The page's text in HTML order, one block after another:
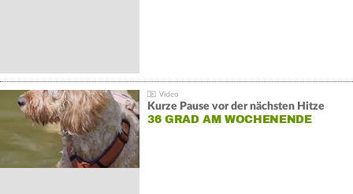
Kurze Pause vor der nächsten Hitze
36 GRAD AM WOCHENENDE